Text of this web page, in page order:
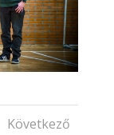
Következő